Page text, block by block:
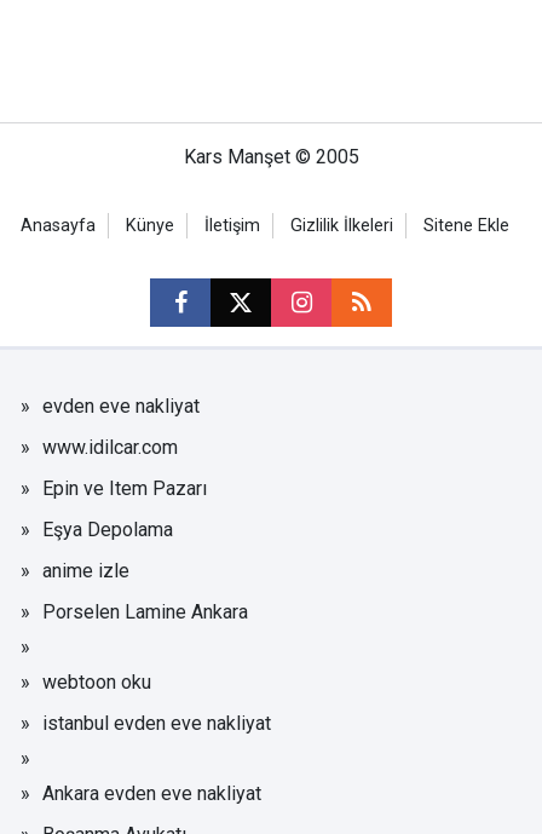
Kars Manşet © 2005
Anasayfa Künye İletişim Gizlilik İlkeleri Sitene Ekle
evden eve nakliyat
www.idilcar.com
Epin ve Item Pazarı
Eşya Depolama
anime izle
Porselen Lamine Ankara
webtoon oku
istanbul evden eve nakliyat
Ankara evden eve nakliyat